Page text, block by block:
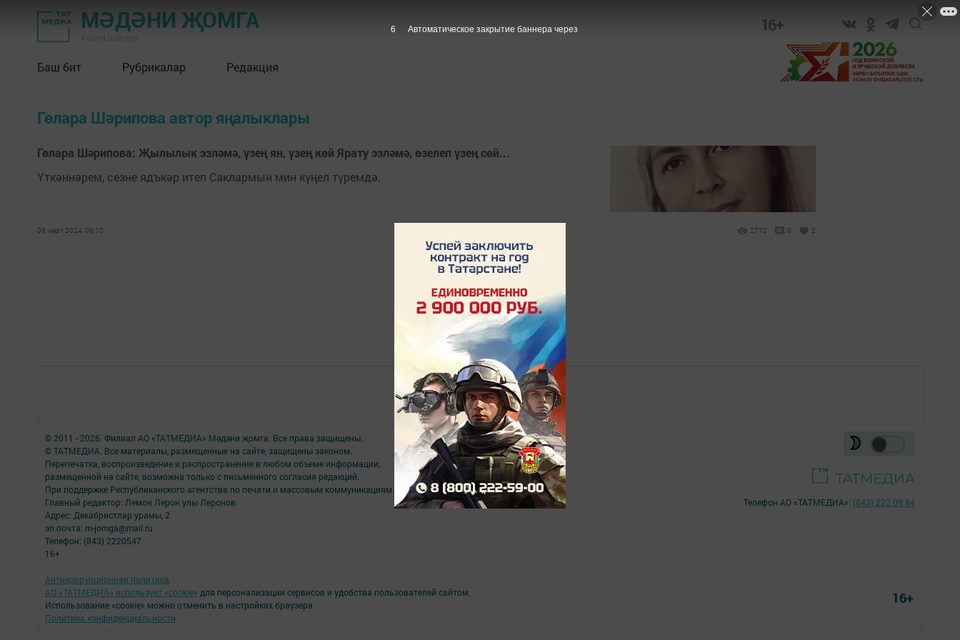
МӘДӘНИ ҖОМГА 16+
Баш бит Рубрикалар Редакция
Гөлара Шәрипова автор яңалыклары
Гөлара Шәрипова: Җылылык эзләмә, үзең ян, үзең көй Ярату эзләмә, өзелеп үзең сөй...
Үткәннәрем, сезне ядъкәр итеп Саклармын мин күңел түремдә.
08 март 2024, 08:10 2712 0 2
Төрле темалар
© 2011 - 2026. Филиал АО «ТАТМЕДИА» Мәдәни җомга. Все права защищены.
© ТАТМЕДИА. Все материалы, размещенные на сайте, защищены законом.
Перепечатка, воспроизведение и распространение в любом объеме информации,
размещенной на сайте, возможна только с письменного согласия редакций.
При поддержке Республиканского агентства по печати и массовым коммуникациям.
Главный редактор: Лемон Лерон улы Леронов
Адрес: Декабристлар урамы, 2
эл.почта: m-jomga@mail.ru
Телефон: (843) 2220547
16+
Антикоррупционная политика
АО «ТАТМЕДИА» использует «cookie» для персонализации сервисов и удобства пользователей сайтом.
Использование «cookie» можно отменить в настройках браузера.
Политика конфиденциальности
Телефон АО «ТАТМЕДИА»: (843) 222 09 84
16+
6 Автоматическое закрытие баннера через